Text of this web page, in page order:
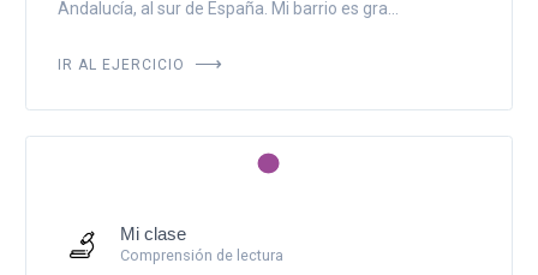
Andalucía, al sur de España. Mi barrio es gra...
IR AL EJERCICIO
Mi clase
Comprensión de lectura